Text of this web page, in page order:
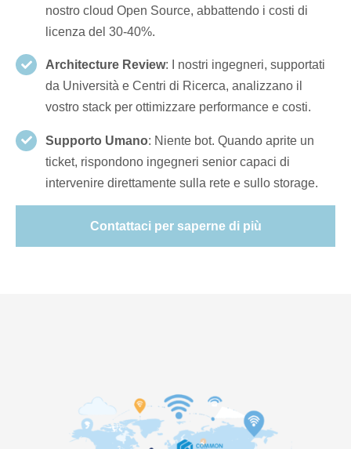
nostro cloud Open Source, abbattendo i costi di
licenza del 30-40%.
Architecture Review: I nostri ingegneri, supportati
da Università e Centri di Ricerca, analizzano il
vostro stack per ottimizzare performance e costi.
Supporto Umano: Niente bot. Quando aprite un
ticket, rispondono ingegneri senior capaci di
intervenire direttamente sulla rete e sullo storage.
Contattaci per saperne di più